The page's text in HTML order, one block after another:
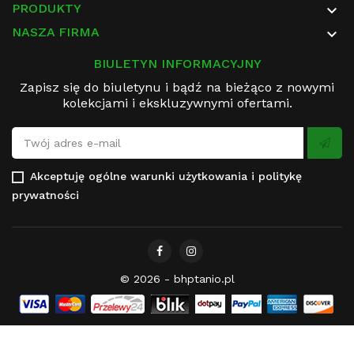
PRODUKTY 
NASZA FIRMA 
BIULETYN INFORMACYJNY
Zapisz się do biuletynu i bądź na bieżąco z nowymi
kolekcjami i ekskluzywnymi ofertami.
Akceptuję ogólne warunki użytkowania i politykę
prywatności
© 2026 - bhptanio.pl